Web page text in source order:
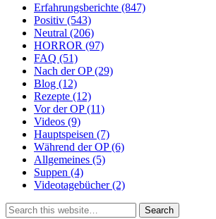
Erfahrungsberichte (847)
Positiv (543)
Neutral (206)
HORROR (97)
FAQ (51)
Nach der OP(29)
Blog (12)
Rezepte (12)
Vor der OP(11)
Videos (9)
Hauptspeisen (7)
Während der OP(6)
Allgemeines (5)
Suppen (4)
Videotagebücher(2)
Search